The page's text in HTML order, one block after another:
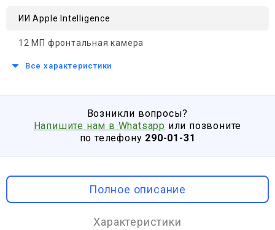
ИИ Apple Intelligence
12 МП фронтальная камера
Все характеристики
Возникли вопросы?
Напишите нам в Whatsapp или позвоните
по телефону 290-01-31
Полное описание
Характеристики